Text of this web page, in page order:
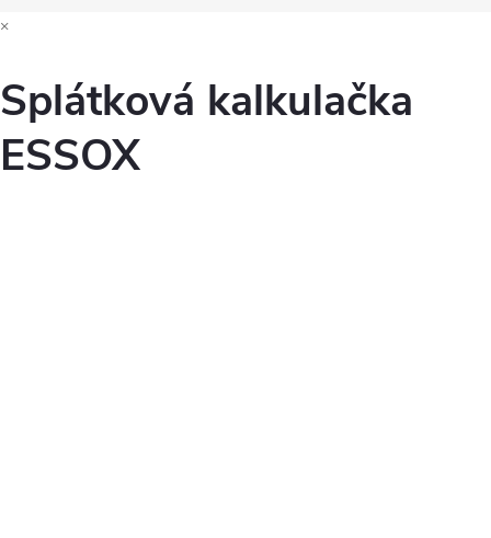
×
Splátková kalkulačka
ESSOX